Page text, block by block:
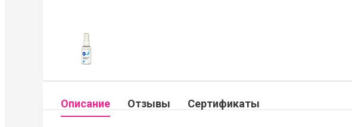
Описание Отзывы Сертификаты